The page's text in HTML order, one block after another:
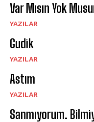
Var Mısın Yok
YAZILAR
Gudik
YAZILAR
Astım
YAZILAR
Sanmıyorum.